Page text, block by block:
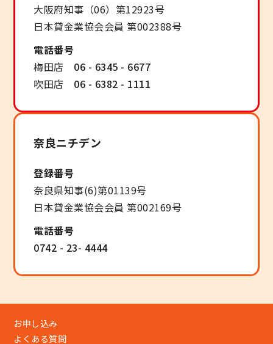
大阪府知事（06）第12923号
日本貸金業協会会員 第002388号
電話番号
梅田店 06 - 6345 - 6677
吹田店 06 - 6382 - 1111
奈良ニチデン
登録番号
奈良県知事(6)第01139号
日本貸金業協会会員 第002169号
電話番号
0742 - 23- 4444
お申し込み
よくある質問